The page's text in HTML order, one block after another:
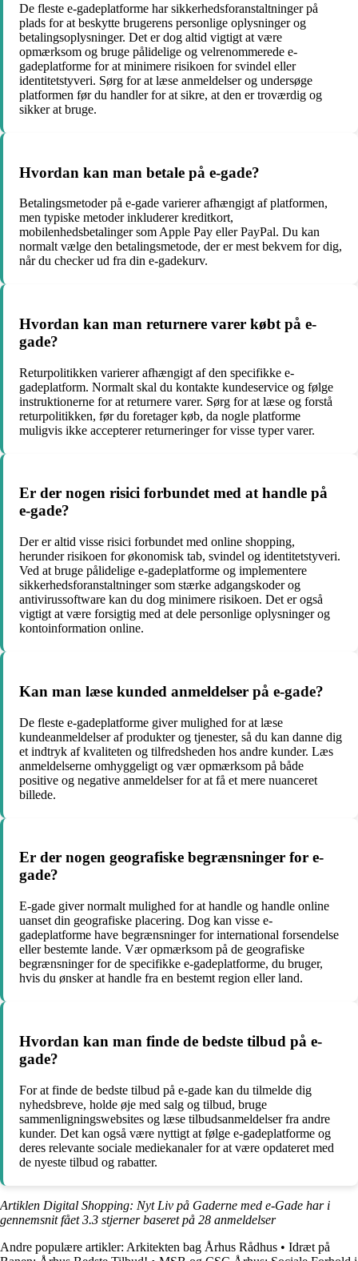
De fleste e-gadeplatforme har sikkerhedsforanstaltninger på
plads for at beskytte brugerens personlige oplysninger og
betalingsoplysninger. Det er dog altid vigtigt at være
opmærksom og bruge pålidelige og velrenommerede e-
gadeplatforme for at minimere risikoen for svindel eller
identitetstyveri. Sørg for at læse anmeldelser og undersøge
platformen før du handler for at sikre, at den er troværdig og
sikker at bruge.
Hvordan kan man betale på e-gade?
Betalingsmetoder på e-gade varierer afhængigt af platformen,
men typiske metoder inkluderer kreditkort,
mobilenhedsbetalinger som Apple Pay eller PayPal. Du kan
normalt vælge den betalingsmetode, der er mest bekvem for dig,
når du checker ud fra din e-gadekurv.
Hvordan kan man returnere varer købt på e-
gade?
Returpolitikken varierer afhængigt af den specifikke e-
gadeplatform. Normalt skal du kontakte kundeservice og følge
instruktionerne for at returnere varer. Sørg for at læse og forstå
returpolitikken, før du foretager køb, da nogle platforme
muligvis ikke accepterer returneringer for visse typer varer.
Er der nogen risici forbundet med at handle på
e-gade?
Der er altid visse risici forbundet med online shopping,
herunder risikoen for økonomisk tab, svindel og identitetstyveri.
Ved at bruge pålidelige e-gadeplatforme og implementere
sikkerhedsforanstaltninger som stærke adgangskoder og
antivirussoftware kan du dog minimere risikoen. Det er også
vigtigt at være forsigtig med at dele personlige oplysninger og
kontoinformation online.
Kan man læse kunded anmeldelser på e-gade?
De fleste e-gadeplatforme giver mulighed for at læse
kundeanmeldelser af produkter og tjenester, så du kan danne dig
et indtryk af kvaliteten og tilfredsheden hos andre kunder. Læs
anmeldelserne omhyggeligt og vær opmærksom på både
positive og negative anmeldelser for at få et mere nuanceret
billede.
Er der nogen geografiske begrænsninger for e-
gade?
E-gade giver normalt mulighed for at handle og handle online
uanset din geografiske placering. Dog kan visse e-
gadeplatforme have begrænsninger for international forsendelse
eller bestemte lande. Vær opmærksom på de geografiske
begrænsninger for de specifikke e-gadeplatforme, du bruger,
hvis du ønsker at handle fra en bestemt region eller land.
Hvordan kan man finde de bedste tilbud på e-
gade?
For at finde de bedste tilbud på e-gade kan du tilmelde dig
nyhedsbreve, holde øje med salg og tilbud, bruge
sammenligningswebsites og læse tilbudsanmeldelser fra andre
kunder. Det kan også være nyttigt at følge e-gadeplatforme og
deres relevante sociale mediekanaler for at være opdateret med
de nyeste tilbud og rabatter.
Artiklen Digital Shopping: Nyt Liv på Gaderne med e-Gade har i
gennemsnit fået3.3 stjerner baseret på 28 anmeldelser
Andre populære artikler: Arkitekten bag Århus Rådhus • Idræt på